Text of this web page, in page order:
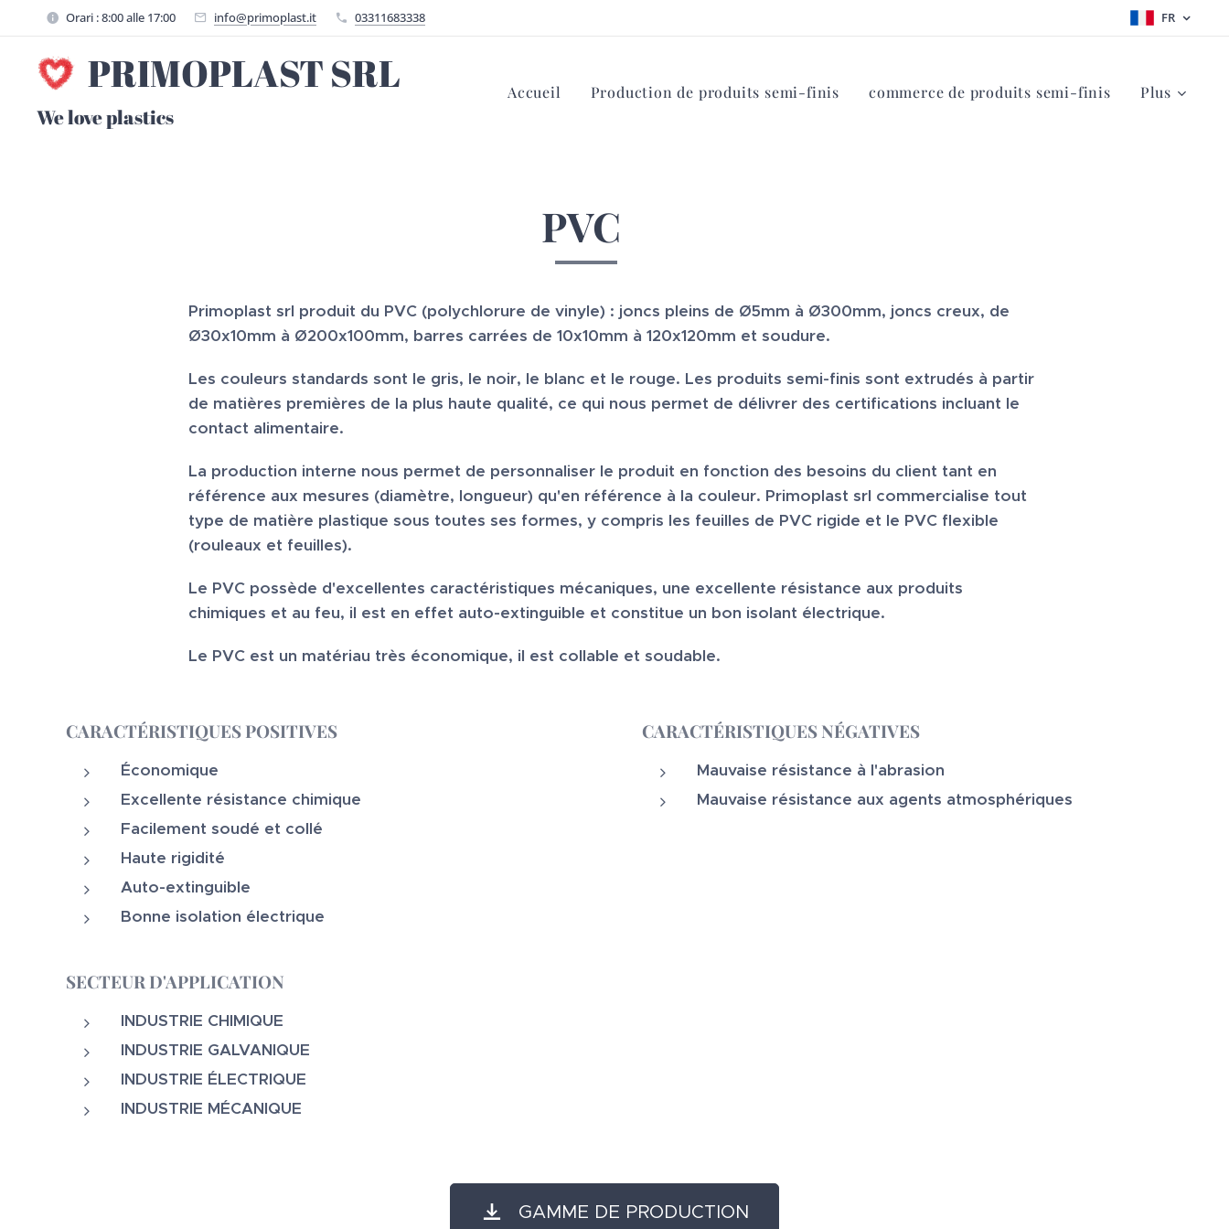
Orari : 8:00 alle 17:00 info@primoplast.it 03311683338 FR
PRIMOPLAST SRL
We love plastics
Accueil Production de produits semi-finis commerce de produits semi-finis Plus
PVC
Primoplast srl produit du PVC (polychlorure de vinyle) : joncs pleins de Ø5mm à Ø300mm, joncs creux, de
Ø30x10mm à Ø200x100mm, barres carrées de 10x10mm à 120x120mm et soudure.
Les couleurs standards sont le gris, le noir, le blanc et le rouge. Les produits semi-finis sont extrudés à partir
de matières premières de la plus haute qualité, ce qui nous permet de délivrer des certifications incluant le
contact alimentaire.
La production interne nous permet de personnaliser le produit en fonction des besoins du client tant en
référence aux mesures (diamètre, longueur) qu'en référence à la couleur. Primoplast srl commercialise tout
type de matière plastique sous toutes ses formes, y compris les feuilles de PVC rigide et le PVC flexible
(rouleaux et feuilles).
Le PVC possède d'excellentes caractéristiques mécaniques, une excellente résistance aux produits
chimiques et au feu, il est en effet auto-extinguible et constitue un bon isolant électrique.
Le PVC est un matériau très économique, il est collable et soudable.
CARACTÉRISTIQUES POSITIVES
Économique
Excellente résistance chimique
Facilement soudé et collé
Haute rigidité
Auto-extinguible
Bonne isolation électrique
SECTEUR D'APPLICATION
INDUSTRIE CHIMIQUE
INDUSTRIE GALVANIQUE
INDUSTRIE ÉLECTRIQUE
INDUSTRIE MÉCANIQUE
CARACTÉRISTIQUES NÉGATIVES
Mauvaise résistance à l'abrasion
Mauvaise résistance aux agents atmosphériques
GAMME DE PRODUCTION